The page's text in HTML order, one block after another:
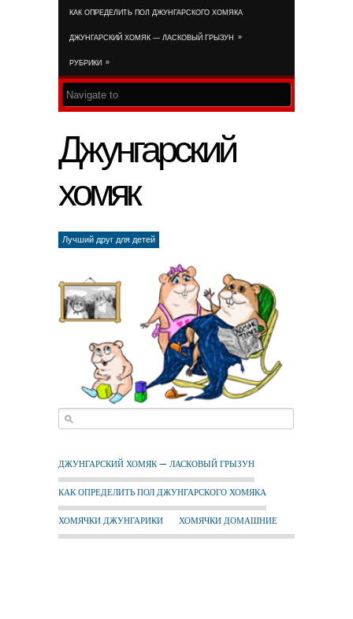
КАК ОПРЕДЕЛИТЬ ПОЛ ДЖУНГАРСКОГО ХОМЯКА
ДЖУНГАРСКИЙ ХОМЯК — ЛАСКОВЫЙ ГРЫЗУН »
РУБРИКИ »
Джунгарский
хомяк
Лучший друг для детей
ДЖУНГАРСКИЙ ХОМЯК — ЛАСКОВЫЙ ГРЫЗУН
КАК ОПРЕДЕЛИТЬ ПОЛ ДЖУНГАРСКОГО ХОМЯКА
ХОМЯЧКИ ДЖУНГАРИКИ ХОМЯЧКИ ДОМАШНИЕ